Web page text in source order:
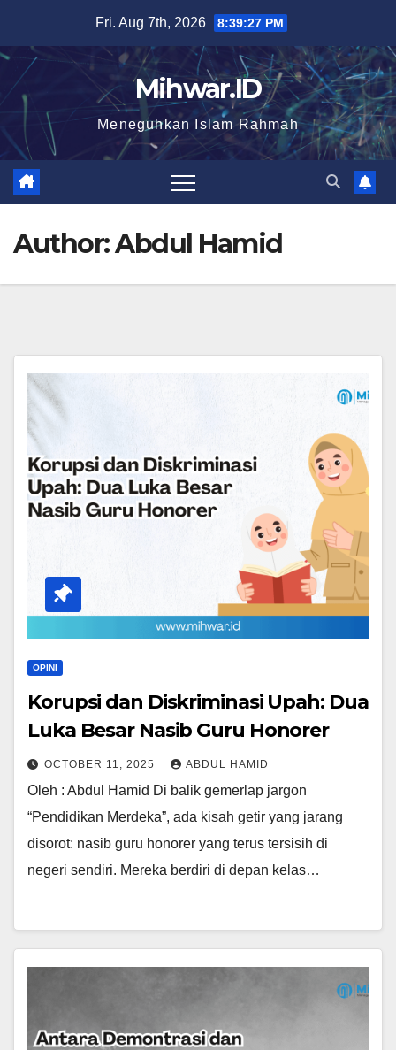
content
Fri. Aug 7th, 2026 8:39:28 PM
Mihwar.ID
Meneguhkan Islam Rahmah
Author:Abdul Hamid
OPINI
Korupsi dan Diskriminasi Upah: Dua
Luka Besar Nasib Guru Honorer
OCTOBER 11, 2025 ABDUL HAMID
Oleh : Abdul Hamid Di balik gemerlap jargon
“Pendidikan Merdeka”, ada kisah getir yang jarang
disorot: nasib guru honorer yang terus tersisih di
negeri sendiri. Mereka berdiri di depan kelas…